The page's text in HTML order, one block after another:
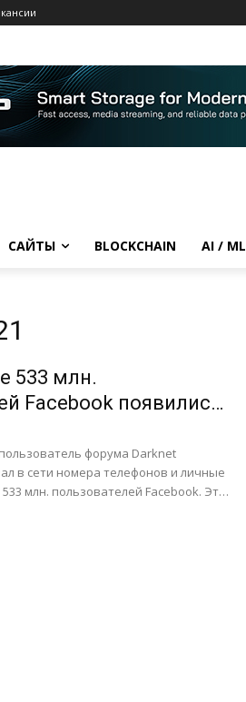
САЙТЫ BLOCKCHAIN AI / ML
533 млн.
Facebook появились
форума Darknet
в сети номера телефонов и личные
млн. пользователей Facebook. Это